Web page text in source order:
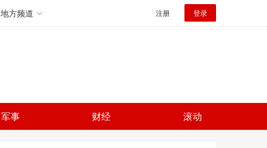
地方频道 注册 登录
军事 财经 滚动